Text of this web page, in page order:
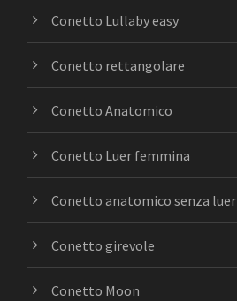
Conetto Lullaby easy
Conetto rettangolare
Conetto Anatomico
Conetto Luer femmina
Conetto anatomico senza luer
Conetto girevole
Conetto Moon